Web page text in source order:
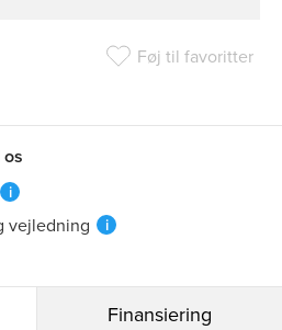
Føj til favoritter
i
vejledning i
Finansiering